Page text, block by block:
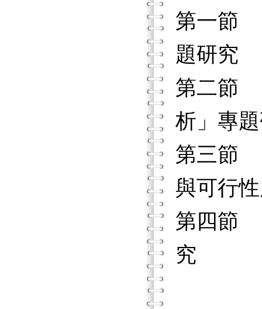
第一節
題研究
第二節
析」專
第三節
與可行
第四節
究